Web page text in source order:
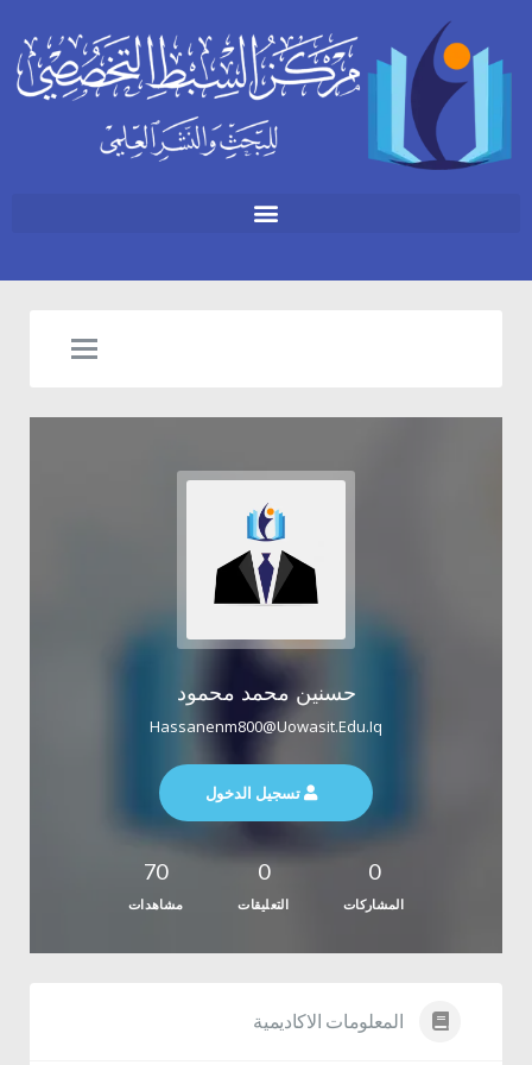
حسنين محمد محمود
Hassanenm800@uowasit.edu.iq
تسجيل الدخول
0
المشاركات
0
التعليقات
70
مشاهدات
المعلومات الاكاديمية